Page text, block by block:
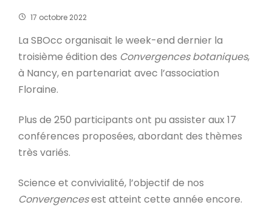
17 octobre 2022
La SBOcc organisait le week-end dernier la
troisième édition des Convergences botaniques,
à Nancy, en partenariat avec l’association
Floraine.
Plus de 250 participants ont pu assister aux 17
conférences proposées, abordant des thèmes
très variés.
Science et convivialité, l’objectif de nos
Convergencesest atteint cette année encore.